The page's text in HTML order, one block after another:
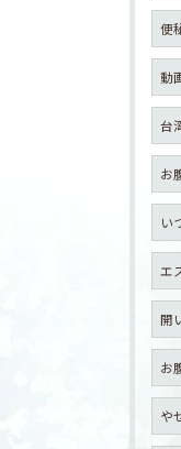
便
動
台
お
い
エ
開
お
や